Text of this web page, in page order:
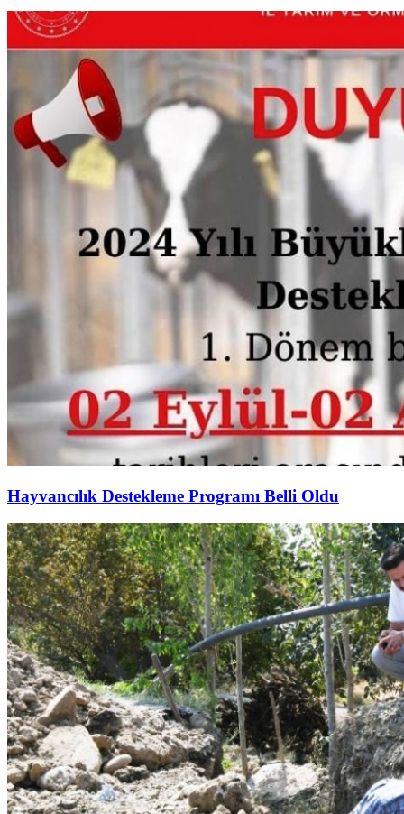
Hayvancılık Destekleme Programı Belli Oldu